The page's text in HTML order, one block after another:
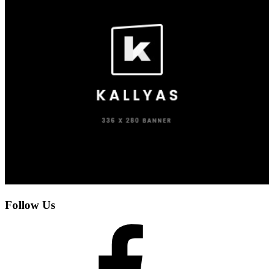
Follow Us